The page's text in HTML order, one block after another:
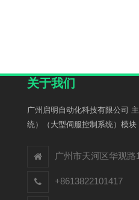
关于我们
广州启明自动化科技有限公司
统）（大型伺服控制系统）模块
广州市天河区华观
+8613822101417